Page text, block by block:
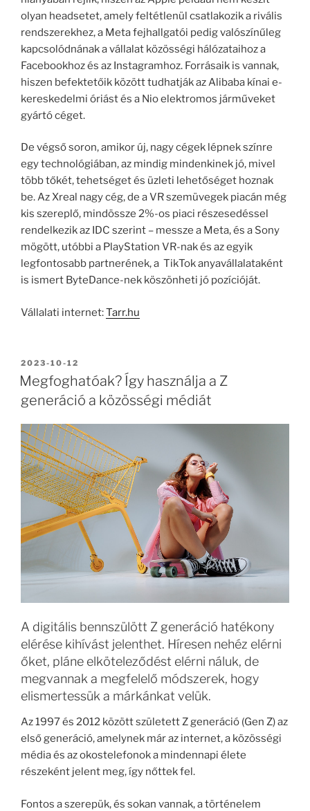
olyan headsetet, amely feltétlenül csatlakozik a rivális
rendszerekhez, a Meta fejhallgatói pedig valószínűleg
kapcsolódnának a vállalat közösségi hálózataihoz a
Facebookhoz és az Instagramhoz. Forrásaik is vannak,
hiszen befektetőik között tudhatják az Alibaba kínai e-
kereskedelmi óriást és a Nio elektromos járműveket
gyártó céget.
De végső soron, amikor új, nagy cégek lépnek színre
egy technológiában, az mindig mindenkinek jó, mivel
több tőkét, tehetséget és üzleti lehetőséget hoznak
be. Az Xreal nagy cég, de a VR szemüvegek piacán még
kis szereplő, mindössze 2%-os piaci részesedéssel
rendelkezik az IDC szerint – messze a Meta, és a Sony
mögött, utóbbi a PlayStation VR-nak és az egyik
legfontosabb partnerének, a TikTok anyavállalataként
is ismert ByteDance-nek köszönheti jó pozícióját.
Vállalati internet:Tarr.hu
BEKÜLDVE:
2023-10-12
Megfoghatóak? Így használja a Z
generáció a közösségi médiát
A digitális bennszülött Z generáció hatékony
elérése kihívást jelenthet. Híresen nehéz elérni
őket, pláne elköteleződést elérni náluk, de
megvannak a megfelelő módszerek, hogy
elismertessük a márkánkat velük.
Az 1997 és 2012 között született Z generáció (Gen Z) az
első generáció, amelynek már az internet, a közösségi
média és az okostelefonok a mindennapi élete
részeként jelent meg, így nőttek fel.
Fontos a szerepük, és sokan vannak, a történelem